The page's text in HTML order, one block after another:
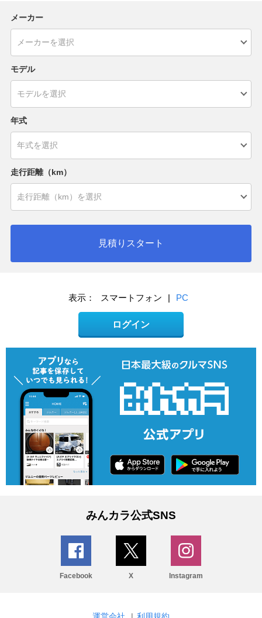
メーカー
モデル
年式
走行距離（km）
見積りスタート
表示： スマートフォン | PC
ログイン
みんカラ公式SNS
Facebook X Instagram
運営会社 | 利用規約